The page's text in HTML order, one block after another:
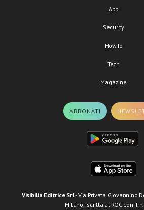
App
Security
HowTo
Tech
Magazine
ABBONATI
Visibilia Editrice Srl- Via Privata Giovannino
Milano. Iscritta al ROC con il